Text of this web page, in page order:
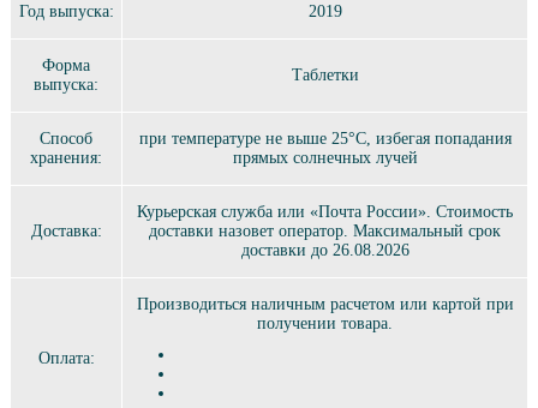
Год выпуска: 2019
Форма
выпуска:
Таблетки
Способ
хранения:
при температуре не выше 25°C, избегая попадания
прямых солнечных лучей
Доставка:
Курьерская служба или «Почта России». Стоимость
доставки назовет оператор. Максимальный срок
доставки до 26.08.2026
Оплата:
Производиться наличным расчетом или картой при
получении товара.